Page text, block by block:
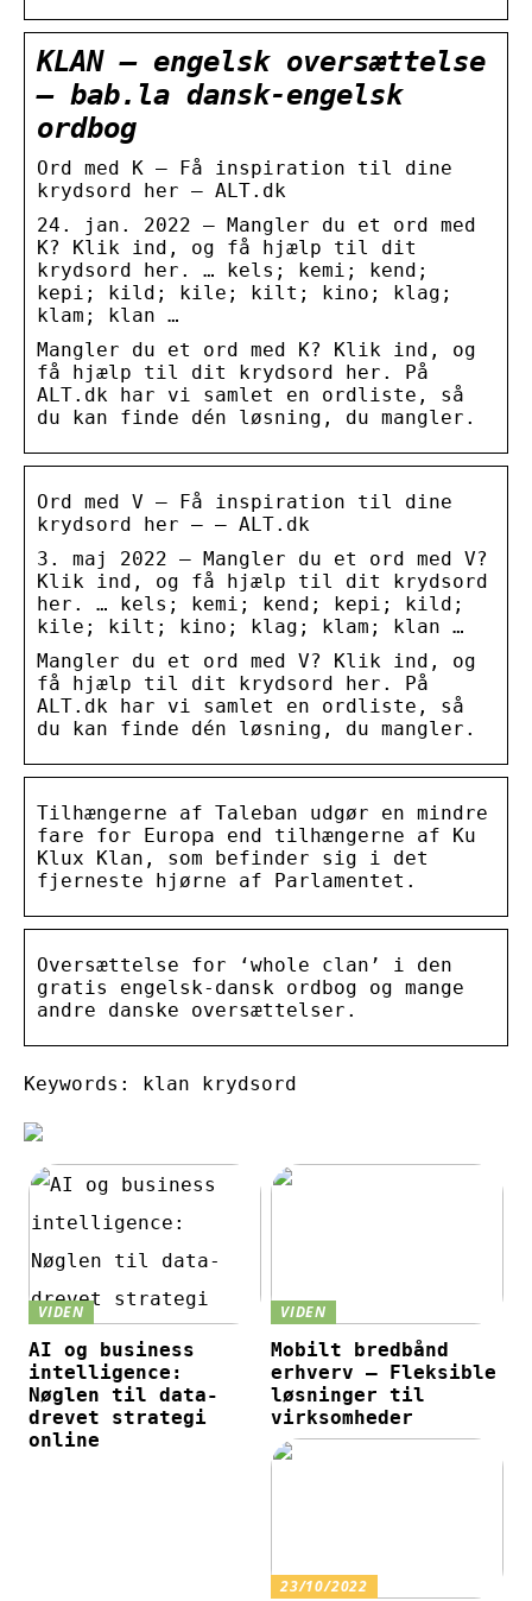
KLAN – engelsk oversættelse
– bab.la dansk-engelsk
ordbog
Ord med K – Få inspiration til dine
krydsord her – ALT.dk
24. jan. 2022 — Mangler du et ord med
K? Klik ind, og få hjælp til dit
krydsord her. … kels; kemi; kend;
kepi; kild; kile; kilt; kino; klag;
klam; klan …
Mangler du et ord med K? Klik ind, og
få hjælp til dit krydsord her. På
ALT.dk har vi samlet en ordliste, så
du kan finde dén løsning, du mangler.
Ord med V – Få inspiration til dine
krydsord her – – ALT.dk
3. maj 2022 — Mangler du et ord med V?
Klik ind, og få hjælp til dit krydsord
her. … kels; kemi; kend; kepi; kild;
kile; kilt; kino; klag; klam; klan …
Mangler du et ord med V? Klik ind, og
få hjælp til dit krydsord her. På
ALT.dk har vi samlet en ordliste, så
du kan finde dén løsning, du mangler.
Tilhængerne af Taleban udgør en mindre
fare for Europa end tilhængerne af Ku
Klux Klan, som befinder sig i det
fjerneste hjørne af Parlamentet.
Oversættelse for ‘whole clan’ i den
gratis engelsk-dansk ordbog og mange
andre danske oversættelser.
Keywords: klan krydsord
VIDEN
AI og business
intelligence:
Nøglen til data-
drevet strategi
online
VIDEN
Mobilt bredbånd
erhverv – Fleksible
løsninger til
virksomheder
23/10/2022